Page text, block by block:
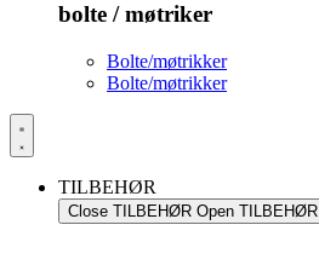
bolte / møtriker
Bolte/møtrikker
Bolte/møtrikker
TILBEHØR
Close TILBEHØR Open TILBEHØR